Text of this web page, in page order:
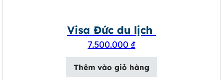
Visa Đức du lịch
7.500.000 ₫
Thêm vào giỏ hàng